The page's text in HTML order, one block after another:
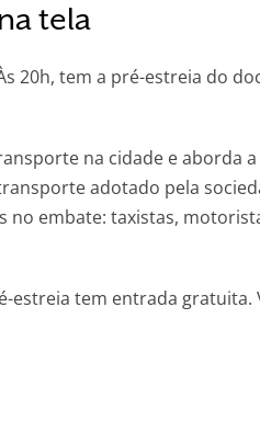
tela
20h, tem a pré-estreia do
na cidade e aborda
adotado pela
no embate: taxistas,
estreia tem entrada gratuita.